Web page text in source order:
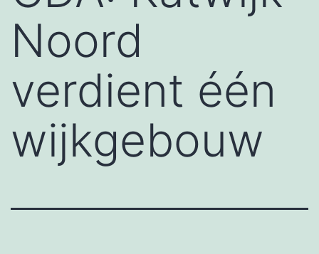
Noord
verdient één
wijkgebouw